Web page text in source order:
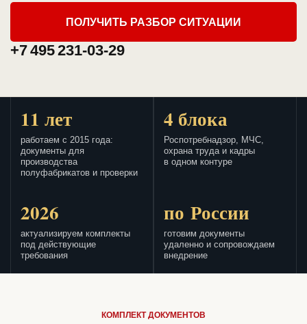
ПОЛУЧИТЬ РАЗБОР СИТУАЦИИ
+7 495 231-03-29
11 лет
работаем с 2015 года:
документы для
производства
полуфабрикатов и проверки
4 блока
Роспотребнадзор, МЧС,
охрана труда и кадры
в одном контуре
2026
актуализируем комплекты
под действующие
требования
по России
готовим документы
удаленно и сопровождаем
внедрение
КОМПЛЕКТ ДОКУМЕНТОВ